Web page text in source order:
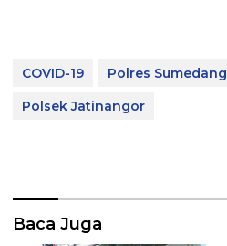
COVID-19 Polres Sumedang
Polsek Jatinangor
Baca Juga